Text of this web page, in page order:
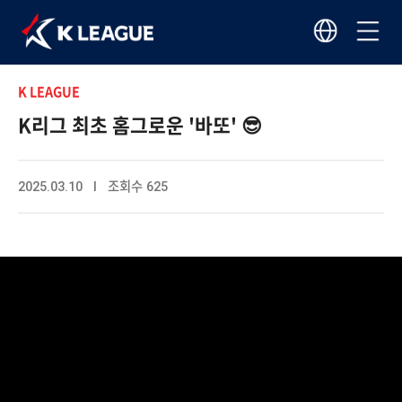
K LEAGUE
K리그 최초 홈그로운 '바또' 😎
2025.03.10 I 조회수 625